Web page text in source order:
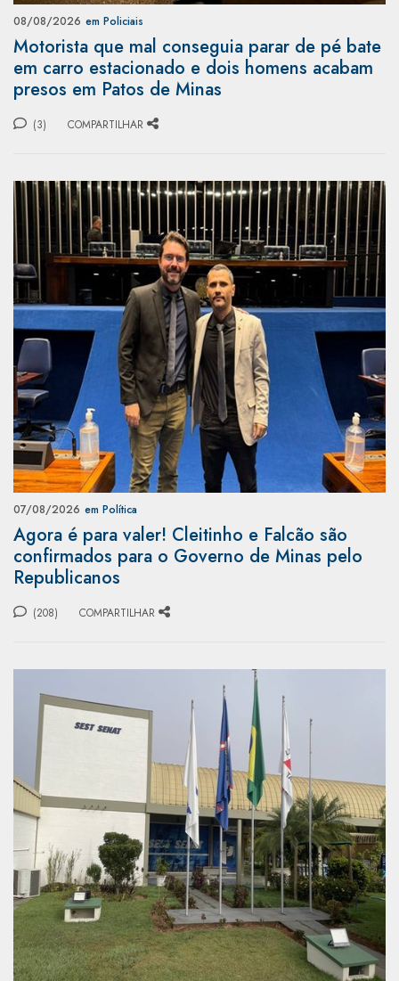
08/08/2026 em Policiais
Motorista que mal conseguia parar de pé bate
em carro estacionado e dois homens acabam
presos em Patos de Minas
(3) COMPARTILHAR
07/08/2026 em Política
Agora é para valer! Cleitinho e Falcão são
confirmados para o Governo de Minas pelo
Republicanos
(208) COMPARTILHAR